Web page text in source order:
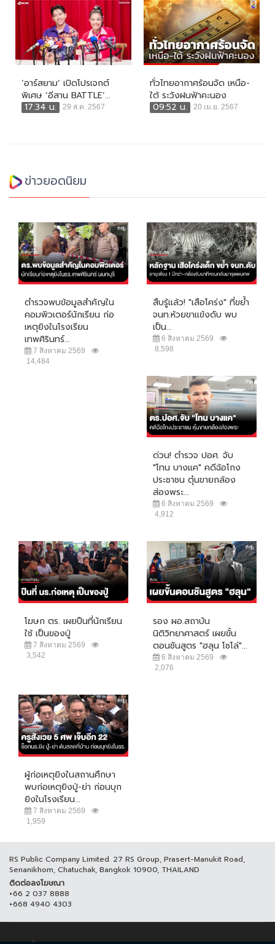
‘อาร์สยาม’ เปิดโปรเจกต์
พิเศษ ‘อีสาน BATTLE’...
17:34 น.
29 ส.ค. 2567
ทั่วไทยอากาศร้อนจัด เหนือ-
ใต้ ระวังฝนฟ้าคะนอง
09:52 น.
20 เม.ย. 2567
ข่าวยอดนิยม
ตำรวจพบข้อมูลสำคัญใน
คอมพิวเตอร์นักเรียน ก่อ
เหตุยิงในโรงเรียน
เทพศิรินทร์...
7 สิงหาคม 2569
14,484
สืบรู้แล้ว! "เสือโคร่ง" ที่ขย้ำ
จนท.ห้วยขาแข้งดับ พบ
เป็น...
6 สิงหาคม 2569
8,598
ด่วน! ตำรวจ ปอศ. จับ
"โทน บางแค" คดีฉ้อโกง
ประชาชน ตุ๋นขายกล้อง
ส่องพระ...
6 สิงหาคม 2569
4,912
โฆษก ตร. เผยปืนที่นักเรียน
ใช้ เป็นของปู่
7 สิงหาคม 2569
3,542
รอง ผอ.สถาบัน
นิติวิทยาศาสตร์ เผยขั้น
ตอนชันสูตร "ฮลุน โซโล่"...
6 สิงหาคม 2569
2,076
ผู้ก่อเหตุยิงในสถานศึกษา
พบก่อเหตุยิงปู่-ย่า ก่อนบุก
ยิงในโรงเรียน...
7 สิงหาคม 2569
1,959
RS Public Company Limited. 27 RS Group, Prasert-Manukit Road,
Senanikhom, Chatuchak, Bangkok 10900, THAILAND
ติดต่อลงโฆษณา
+66 2 037 8888
+668 4940 4303